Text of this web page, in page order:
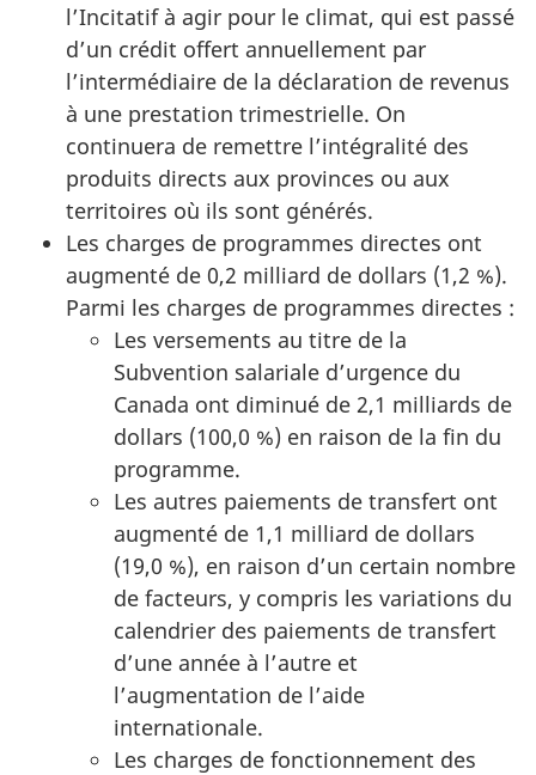
l’Incitatif à agir pour le climat, qui est passé
d’un crédit offert annuellement par
l’intermédiaire de la déclaration de revenus
à une prestation trimestrielle. On
continuera de remettre l’intégralité des
produits directs aux provinces ou aux
territoires où ils sont générés.
Les charges de programmes directes ont
augmenté de 0,2 milliard de dollars (1,2 %).
Parmi les charges de programmes directes :
Les versements au titre de la
Subvention salariale d’urgence du
Canada ont diminué de 2,1 milliards de
dollars (100,0 %) en raison de la fin du
programme.
Les autres paiements de transfert ont
augmenté de 1,1 milliard de dollars
(19,0 %), en raison d’un certain nombre
de facteurs, y compris les variations du
calendrier des paiements de transfert
d’une année à l’autre et
l’augmentation de l’aide
internationale.
Les charges de fonctionnement des